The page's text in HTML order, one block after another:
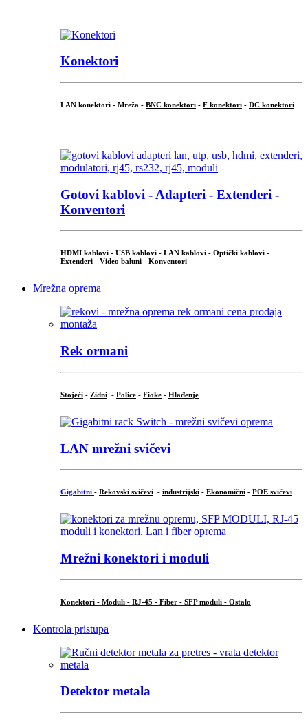
Konektori
LAN konektori - Mreža - BNC konektori - F konektori - DC konektori
Gotovi kablovi - Adapteri - Extenderi -
Konventori
HDMI kablovi - USB kablovi - LAN kablovi - Optički kablovi -
Extenderi - Video baluni - Konventori
Mrežna oprema
Rek ormani
Stojeći - Zidni - Police - Fioke - Hlađenje
LAN mrežni svičevi
Gigabitni - Rekovski svičevi - industrijski - Ekonomični - POE svičevi
Mrežni konektori i moduli
Konektori - Moduli - RJ-45 - Fiber - SFP moduli - Ostalo
Kontrola pristupa
Detektor metala